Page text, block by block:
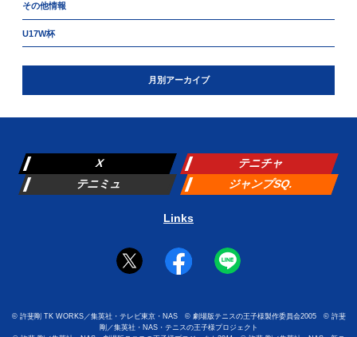
その他情報
U17W杯
月別アーカイブ
X
テニチャ
テニミュ
ジャンプSQ.
Links
©許斐剛 TK WORKS／集英社・テレビ東京・NAS ©劇場版テニスの王子様製作委員会2005 ©許斐
剛／集英社・NAS・テニスの王子様プロジェクト